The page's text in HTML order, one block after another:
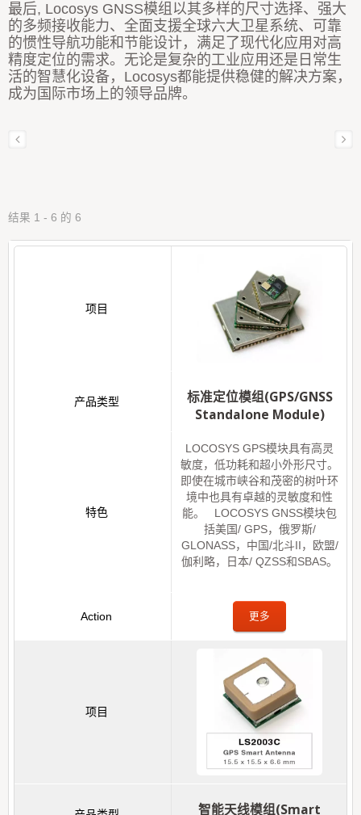
最后, Locosys GNSS模组以其多样的尺寸选择、强大
的多频接收能力、全面支援全球六大卫星系统、可靠
的惯性导航功能和节能设计，满足了现代化应用对高
精度定位的需求。无论是复杂的工业应用还是日常生
活的智慧化设备， Locosys都能提供稳健的解决方案，
成为国际市场上的领导品牌。
结果 1 - 6 的 6
标准定位模组(GPS/GNSS
Standalone Module)
LOCOSYS GPS模块具有高灵
敏度，低功耗和超小外形尺寸。
即使在城市峡谷和茂密的树叶环
境中也具有卓越的灵敏度和性
能。 LOCOSYS GNSS模块包
括美国/ GPS，俄罗斯/
GLONASS，中国/北斗II，欧盟/
伽利略，日本/ QZSS和SBAS。
更多
智能天线模组(Smart